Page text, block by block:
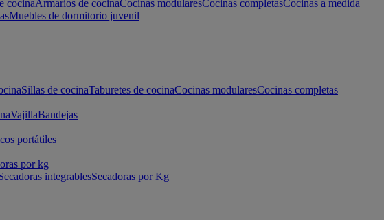
cocinaArmarios de cocinaCocinas modularesCocinas completasCocinas a medida
Muebles de dormitorio juvenil
Sillas de cocinaTaburetes de cocinaCocinas modularesCocinas completas
VajillaBandejas
portátiles
por kg
integrablesSecadoras por Kg